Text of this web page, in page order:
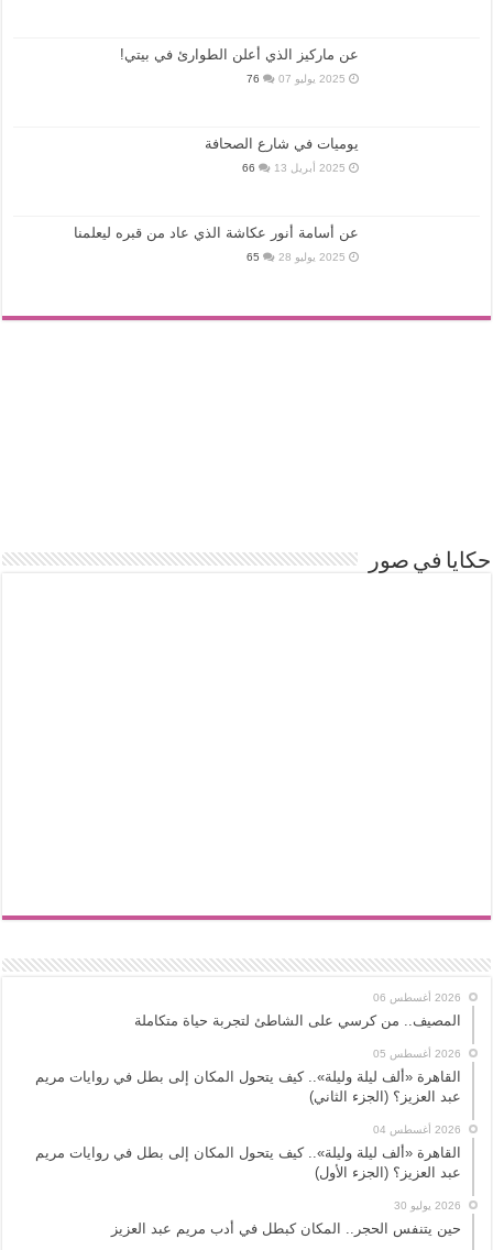
عن ماركيز الذي أعلن الطوارئ في بيتي!
2025 يوليو 07 76
يوميات في شارع الصحافة
2025 أبريل 13 66
عن أسامة أنور عكاشة الذي عاد من قبره ليعلمنا
2025 يوليو 28 65
حكايا في صور
2026 أغسطس 06
المصيف.. من كرسي على الشاطئ لتجربة حياة متكاملة
2026 أغسطس 05
القاهرة «ألف ليلة وليلة».. كيف يتحول المكان إلى بطل في روايات مريم
عبد العزيز؟ (الجزء الثاني)
2026 أغسطس 04
القاهرة «ألف ليلة وليلة».. كيف يتحول المكان إلى بطل في روايات مريم
عبد العزيز؟ (الجزء الأول)
2026 يوليو 30
حين يتنفس الحجر.. المكان كبطل في أدب مريم عبد العزيز